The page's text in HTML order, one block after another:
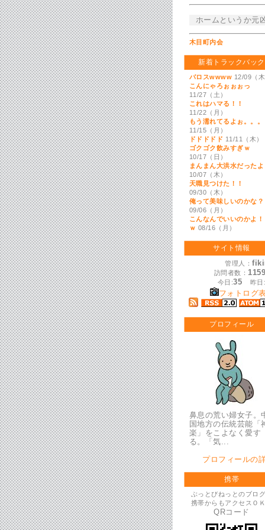
ホームというか元
木目町内会
新着トラックバック
バロスwwww 12/09（木
こんにゃろぉぉぉっ
11/27（土）
これはハマる！！
11/22（月）
もう濡れてるよぉ。。。
11/15（月）
ドドドドド 11/11（木）
ゴクゴク飲みすぎｗ
10/17（日）
まんまん大洪水だったよ
10/07（木）
天職見つけた！！
09/30（木）
俺って美味しいのかな？
09/06（月）
こんなんでいいのかよ！
ｗ 08/16（月）
サイト情報
管理人：
訪問者数：
今日:35 昨日:
フォトログ
プロフィール
鼻息の荒い婦女子。
国地方の伝統芸能「
楽」をこよなく愛す
る。「気...
プロフィールの
携帯
ぶっとびねっとのブロ
携帯からもアクセスＯＫ
QRコード